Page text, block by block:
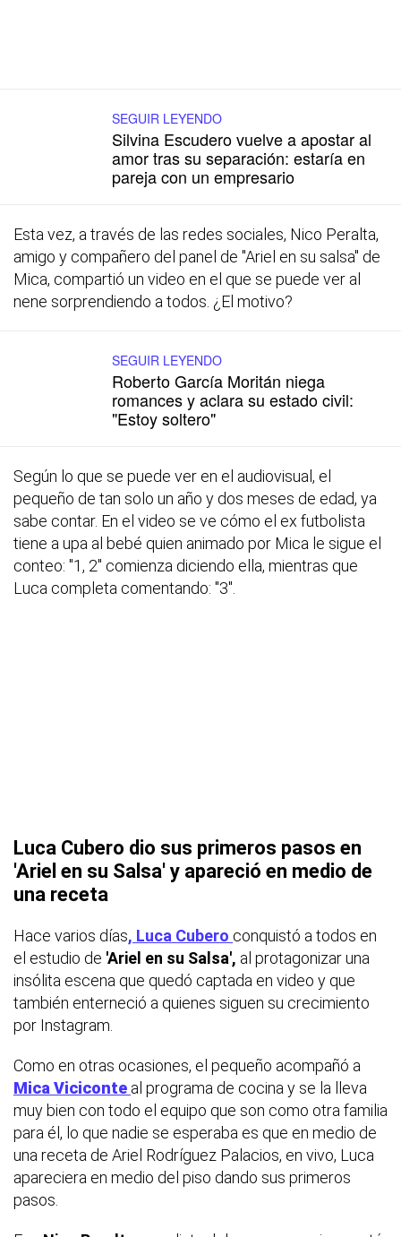
SEGUIR LEYENDO
Silvina Escudero vuelve a apostar al
amor tras su separación: estaría en
pareja con un empresario
Esta vez, a través de las redes sociales, Nico Peralta,
amigo y compañero del panel de "Ariel en su salsa" de
Mica, compartió un video en el que se puede ver al
nene sorprendiendo a todos. ¿El motivo?
SEGUIR LEYENDO
Roberto García Moritán niega
romances y aclara su estado civil:
"Estoy soltero"
Según lo que se puede ver en el audiovisual, el
pequeño de tan solo un año y dos meses de edad, ya
sabe contar. En el video se ve cómo el ex futbolista
tiene a upa al bebé quien animado por Mica le sigue el
conteo: "1, 2" comienza diciendo ella, mientras que
Luca completa comentando: "3".
Luca Cubero dio sus primeros pasos en
'Ariel en su Salsa' y apareció en medio de
una receta
Hace varios días, Luca Cubero conquistó a todos en
el estudio de 'Ariel en su Salsa', al protagonizar una
insólita escena que quedó captada en video y que
también enterneció a quienes siguen su crecimiento
por Instagram.
Como en otras ocasiones, el pequeño acompañó a
Mica Viciconte al programa de cocina y se la lleva
muy bien con todo el equipo que son como otra familia
para él, lo que nadie se esperaba es que en medio de
una receta de Ariel Rodríguez Palacios, en vivo, Luca
apareciera en medio del piso dando sus primeros
pasos.